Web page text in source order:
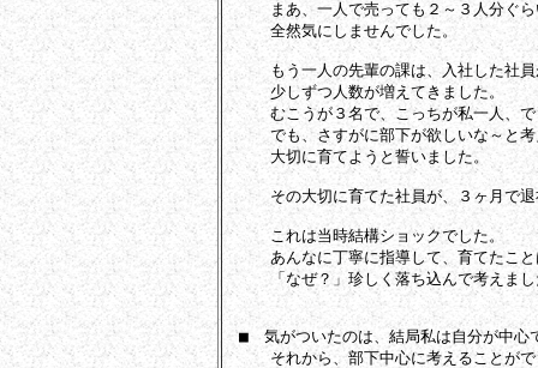
まあ、一人で売っても２～３人分ぐら
全然気にしませんでした。
もう一人の先輩の課は、入社した社員
少しずつ人数が増えてきました。
むこうが３名で、こっちが私一人、で
でも、さすがに部下が欲しいな～と考
大切に育てようと誓いました。
その大切に育てた社員が、３ヶ月で退
これは当時結構ショックでした。
あんなに丁寧に指導して、育てたこと
「なぜ？」珍しく落ち込んで考えまし
■　気がついたのは、結局私は自分が中心
それから、部下中心に考えることがで